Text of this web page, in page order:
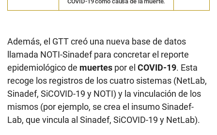
Además, el GTT creó una nueva base de datos
llamada NOTI-Sinadef para concretar el reporte
epidemiológico de muertes por el COVID-19. Esta
recoge los registros de los cuatro sistemas (NetLab,
Sinadef, SiCOVID-19 y NOTI) y la vinculación de los
mismos (por ejemplo, se crea el insumo Sinadef-
Lab, que vincula al Sinadef, SiCOVID-19 y NetLab).